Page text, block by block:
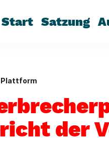
Start Satzung
Plattform
der